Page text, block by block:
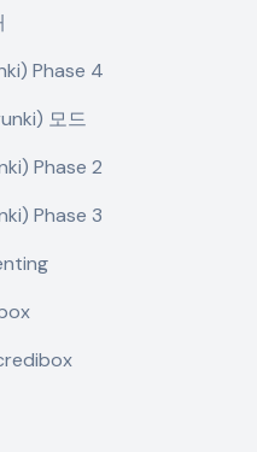
Phase 4
모드
Phase 2
Phase 3